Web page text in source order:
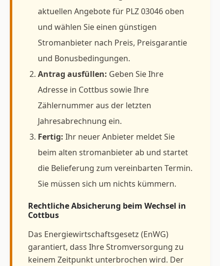
aktuellen Angebote für PLZ 03046 oben
und wählen Sie einen günstigen
Stromanbieter nach Preis, Preisgarantie
und Bonusbedingungen.
Antrag ausfüllen: Geben Sie Ihre
Adresse in Cottbus sowie Ihre
Zählernummer aus der letzten
Jahresabrechnung ein.
Fertig: Ihr neuer Anbieter meldet Sie
beim alten stromanbieter ab und startet
die Belieferung zum vereinbarten Termin.
Sie müssen sich um nichts kümmern.
Rechtliche Absicherung beim Wechsel in
Cottbus
Das Energiewirtschaftsgesetz (EnWG)
garantiert, dass Ihre Stromversorgung zu
keinem Zeitpunkt unterbrochen wird. Der